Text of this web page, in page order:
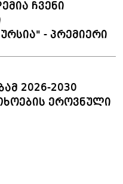
ჩვენი
- პრემიერი
2026-2030
ეროვნული